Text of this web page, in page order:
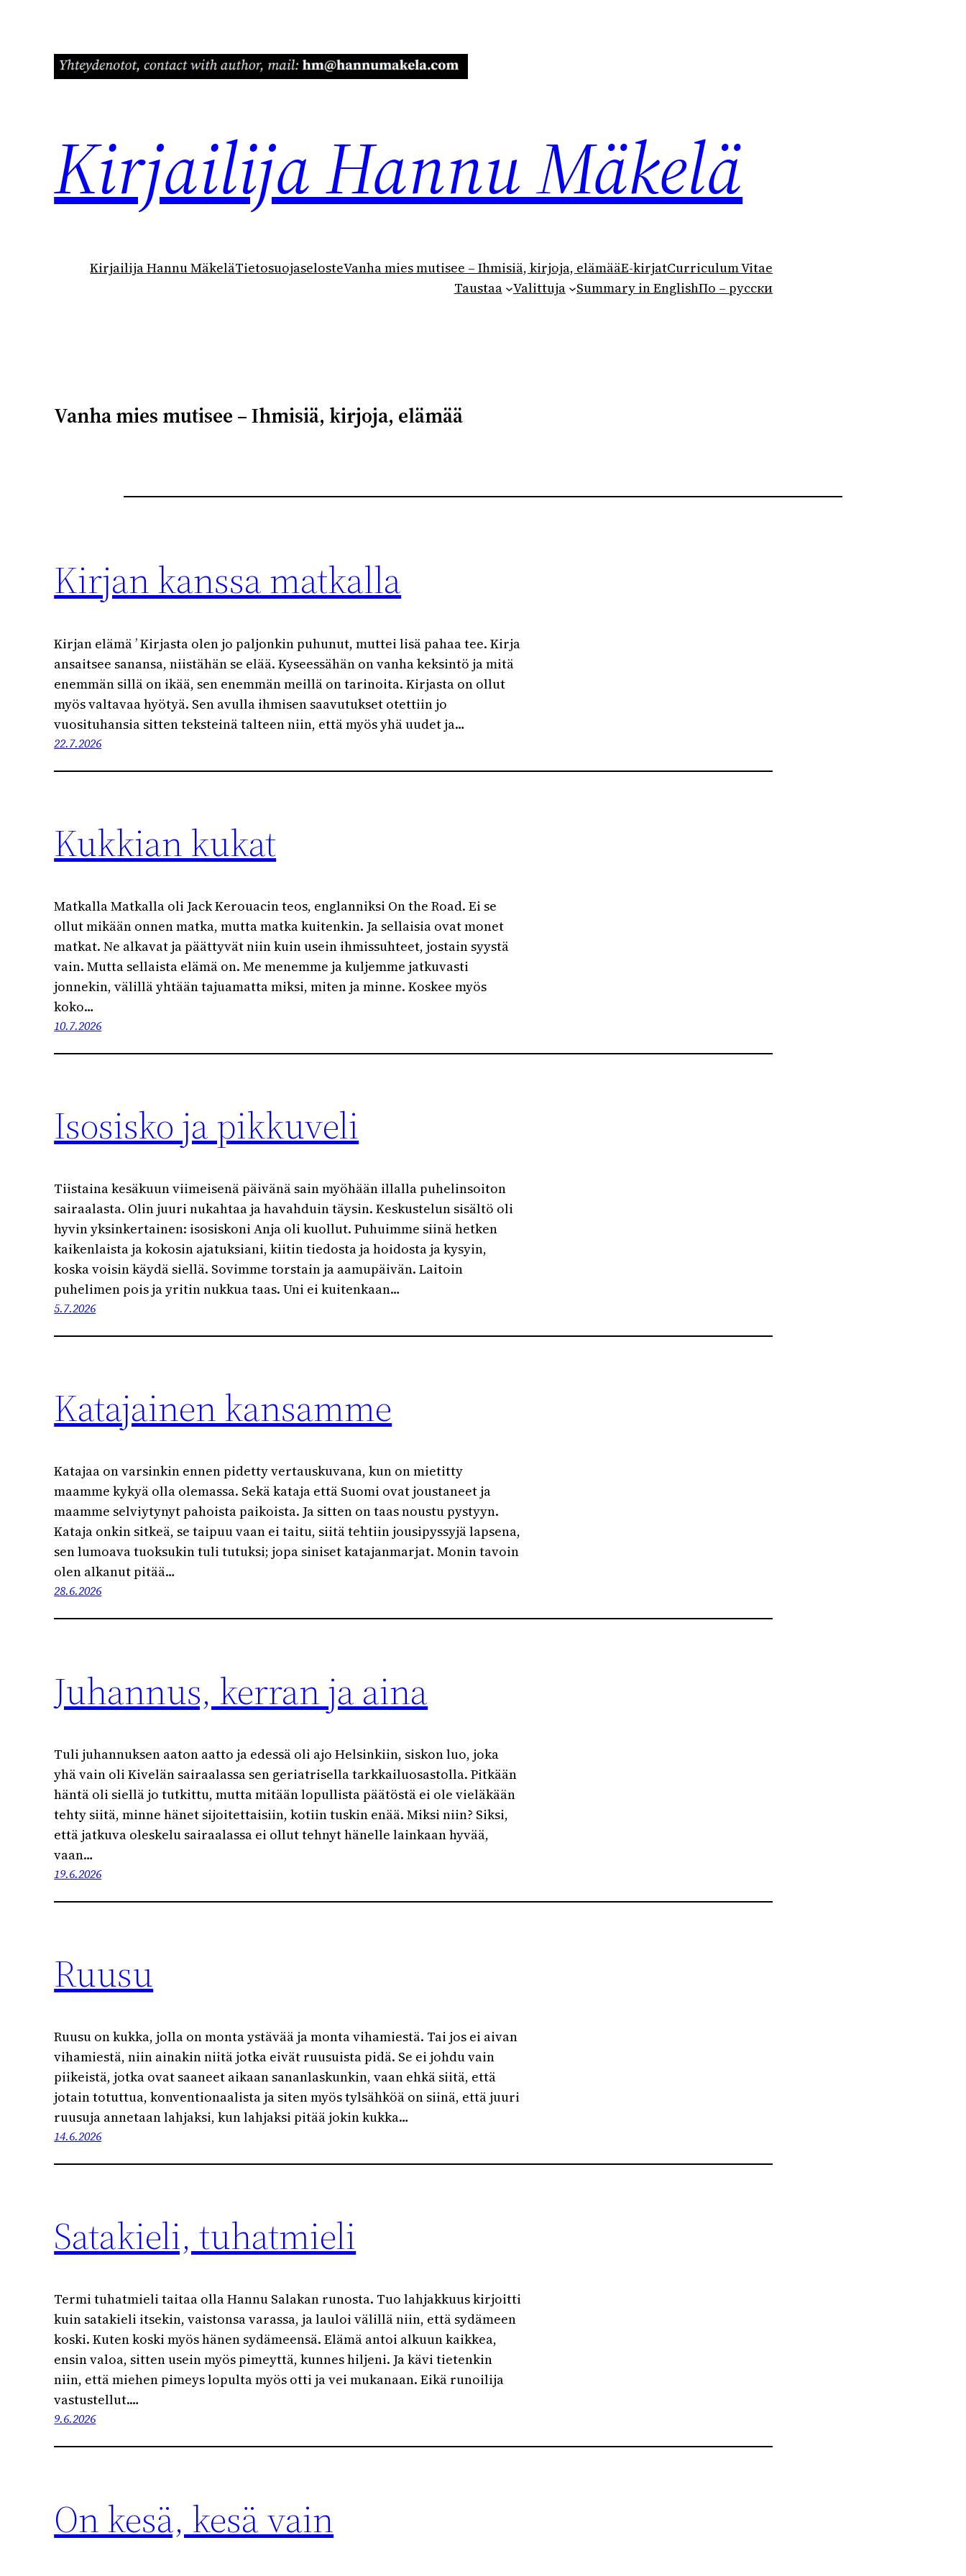
Kirjailija Hannu Mäkelä
Kirjailija Hannu MäkeläTietosuojaselosteVanha mies mutisee – Ihmisiä, kirjoja, elämääE-kirjatCurriculum Vitae
Taustaa
Valittuja Summary in EnglishПо – русски
Vanha mies mutisee – Ihmisiä, kirjoja, elämää
Kirjan kanssa matkalla
Kirjan elämä ’ Kirjasta olen jo paljonkin puhunut, muttei lisä pahaa tee. Kirja
ansaitsee sanansa, niistähän se elää. Kyseessähän on vanha keksintö ja mitä
enemmän sillä on ikää, sen enemmän meillä on tarinoita. Kirjasta on ollut
myös valtavaa hyötyä. Sen avulla ihmisen saavutukset otettiin jo
vuosituhansia sitten teksteinä talteen niin, että myös yhä uudet ja…
22.7.2026
Kukkian kukat
Matkalla Matkalla oli Jack Kerouacin teos, englanniksi On the Road. Ei se
ollut mikään onnen matka, mutta matka kuitenkin. Ja sellaisia ovat monet
matkat. Ne alkavat ja päättyvät niin kuin usein ihmissuhteet, jostain syystä
vain. Mutta sellaista elämä on. Me menemme ja kuljemme jatkuvasti
jonnekin, välillä yhtään tajuamatta miksi, miten ja minne. Koskee myös
koko…
10.7.2026
Isosisko ja pikkuveli
Tiistaina kesäkuun viimeisenä päivänä sain myöhään illalla puhelinsoiton
sairaalasta. Olin juuri nukahtaa ja havahduin täysin. Keskustelun sisältö oli
hyvin yksinkertainen: isosiskoni Anja oli kuollut. Puhuimme siinä hetken
kaikenlaista ja kokosin ajatuksiani, kiitin tiedosta ja hoidosta ja kysyin,
koska voisin käydä siellä. Sovimme torstain ja aamupäivän. Laitoin
puhelimen pois ja yritin nukkua taas. Uni ei kuitenkaan…
5.7.2026
Katajainen kansamme
Katajaa on varsinkin ennen pidetty vertauskuvana, kun on mietitty
maamme kykyä olla olemassa. Sekä kataja että Suomi ovat joustaneet ja
maamme selviytynyt pahoista paikoista. Ja sitten on taas noustu pystyyn.
Kataja onkin sitkeä, se taipuu vaan ei taitu, siitä tehtiin jousipyssyjä lapsena,
sen lumoava tuoksukin tuli tutuksi; jopa siniset katajanmarjat. Monin tavoin
olen alkanut pitää…
28.6.2026
Juhannus, kerran ja aina
Tuli juhannuksen aaton aatto ja edessä oli ajo Helsinkiin, siskon luo, joka
yhä vain oli Kivelän sairaalassa sen geriatrisella tarkkailuosastolla. Pitkään
häntä oli siellä jo tutkittu, mutta mitään lopullista päätöstä ei ole vieläkään
tehty siitä, minne hänet sijoitettaisiin, kotiin tuskin enää. Miksi niin? Siksi,
että jatkuva oleskelu sairaalassa ei ollut tehnyt hänelle lainkaan hyvää,
vaan…
19.6.2026
Ruusu
Ruusu on kukka, jolla on monta ystävää ja monta vihamiestä. Tai jos ei aivan
vihamiestä, niin ainakin niitä jotka eivät ruusuista pidä. Se ei johdu vain
piikeistä, jotka ovat saaneet aikaan sananlaskunkin, vaan ehkä siitä, että
jotain totuttua, konventionaalista ja siten myös tylsähköä on siinä, että juuri
ruusuja annetaan lahjaksi, kun lahjaksi pitää jokin kukka…
14.6.2026
Satakieli, tuhatmieli
Termi tuhatmieli taitaa olla Hannu Salakan runosta. Tuo lahjakkuus kirjoitti
kuin satakieli itsekin, vaistonsa varassa, ja lauloi välillä niin, että sydämeen
koski. Kuten koski myös hänen sydämeensä. Elämä antoi alkuun kaikkea,
ensin valoa, sitten usein myös pimeyttä, kunnes hiljeni. Ja kävi tietenkin
niin, että miehen pimeys lopulta myös otti ja vei mukanaan. Eikä runoilija
vastustellut.…
9.6.2026
On kesä, kesä vain